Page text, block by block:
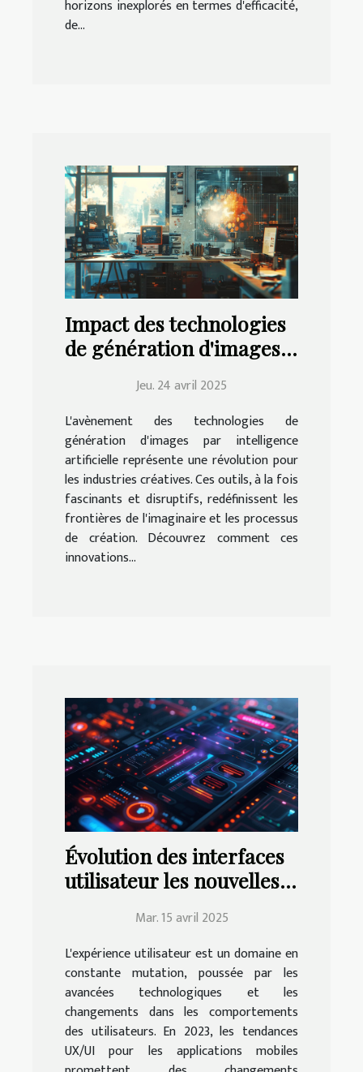
horizons inexplorés en termes d'efficacité,
de...
Impact des technologies
de génération d'images
créativesJeu. 24 avril 2025
L'avènement des technologies de
génération d'images par intelligence
artificielle représente une révolution pour
les industries créatives. Ces outils, à la fois
fascinants et disruptifs, redéfinissent les
frontières de l'imaginaire et les processus
de création. Découvrez comment ces
innovations...
Évolution des interfaces
utilisateur les nouvelles
applications mobiles en
2023
Mar. 15 avril 2025
L'expérience utilisateur est un domaine en
constante mutation, poussée par les
avancées technologiques et les
changements dans les comportements
des utilisateurs. En 2023, les tendances
UX/UI pour les applications mobiles